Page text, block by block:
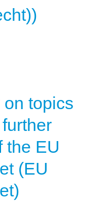
topics
the EU
(EU